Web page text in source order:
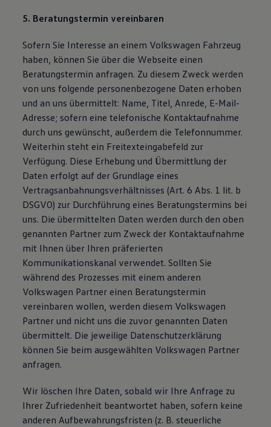
5. Beratungstermin vereinbaren
Sofern Sie Interesse an einem Volkswagen Fahrzeug
haben, können Sie über die Webseite einen
Beratungstermin anfragen. Zu diesem Zweck werden
von uns folgende personenbezogene Daten erhoben
und an uns übermittelt: Name, Titel, Anrede, E-Mail-
Adresse; sofern eine telefonische Kontaktaufnahme
durch uns gewünscht, außerdem die Telefonnummer.
Weiterhin steht ein Freitexteingabefeld zur
Verfügung. Diese Erhebung und Übermittlung der
Daten erfolgt auf der Grundlage eines
Vertragsanbahnungsverhältnisses (Art. 6 Abs. 1 lit. b
DSGVO) zur Durchführung eines Beratungstermins bei
uns. Die übermittelten Daten werden durch den oben
genannten Partner zum Zweck der Kontaktaufnahme
mit Ihnen über Ihren präferierten
Kommunikationskanal verwendet. Sollten Sie
während des Prozesses mit einem anderen
Volkswagen Partner einen Beratungstermin
vereinbaren wollen, werden diesem Volkswagen
Partner und nicht uns die zuvor genannten Daten
übermittelt. Die jeweilige Datenschutzerklärung
können Sie beim ausgewählten Volkswagen Partner
anfragen.
Wir löschen Ihre Daten, sobald wir Ihre Anfrage zu
Ihrer Zufriedenheit beantwortet haben, sofern keine
anderen Aufbewahrungsfristen (z. B. steuerliche